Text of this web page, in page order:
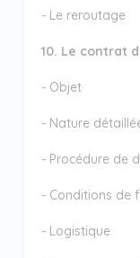
- Le reroutage
10. Le contrat
- Objet
- Nature
- Procédure de
- Conditions de
- Logistique